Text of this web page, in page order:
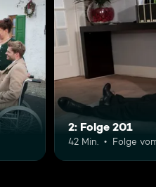
2: Folge 201
42 Min. Folge